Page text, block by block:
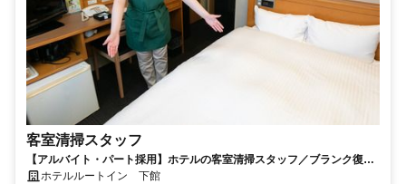
客室清掃スタッフ
【アルバイト・パート採用】ホテルの客室清掃スタッフ／ブランク復
帰・未経験歓迎！主婦(夫)さん活躍中
ホテルルートイン 下館